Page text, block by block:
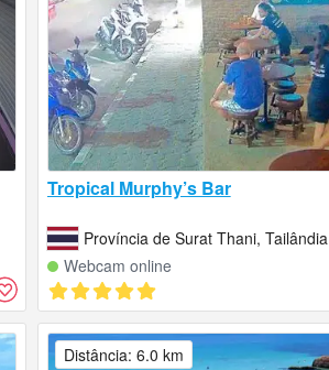
Tropical Murphy’s Bar
Província de Surat Thani, Tailândia
Webcam online
Distância: 6.0 km